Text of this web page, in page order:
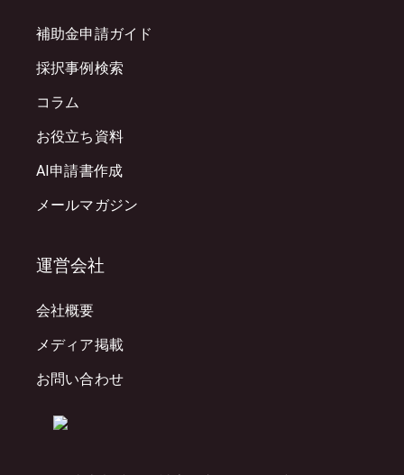
補助金申請ガイド
採択事例検索
コラム
お役立ち資料
AI申請書作成
メールマガジン
運営会社
会社概要
メディア掲載
お問い合わせ